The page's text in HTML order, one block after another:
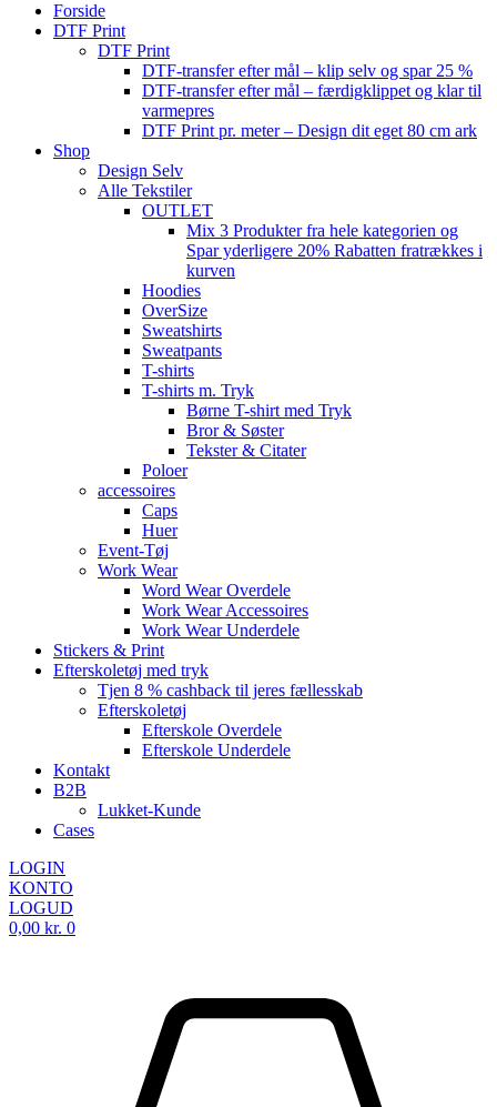
Forside
DTF Print
DTF Print
DTF-transfer efter mål – klip selv og spar 25 %
DTF-transfer efter mål – færdigklippet og klar til
varmepres
DTF Print pr. meter – Design dit eget 80 cm ark
Shop
Design Selv
Alle Tekstiler
OUTLET
Mix 3 Produkter fra hele kategorien og
Spar yderligere 20% Rabatten fratrækkes i
kurven
Hoodies
OverSize
Sweatshirts
Sweatpants
T-shirts
T-shirts m. Tryk
Børne T-shirt med Tryk
Bror & Søster
Tekster & Citater
Poloer
accessoires
Caps
Huer
Event-Tøj
Work Wear
Word Wear Overdele
Work Wear Accessoires
Work Wear Underdele
Stickers & Print
Efterskoletøj med tryk
Tjen 8 % cashback til jeres fællesskab
Efterskoletøj
Efterskole Overdele
Efterskole Underdele
Kontakt
B2B
Lukket-Kunde
Cases
LOGIN
KONTO
LOGUD
0,00 kr. 0